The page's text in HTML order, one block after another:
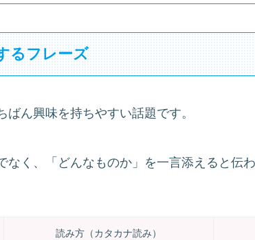
るフレーズ
ん興味を持ちやすい話題です。
なく、「どんなものか」を一言添えると伝
読み方（カタカナ読み）